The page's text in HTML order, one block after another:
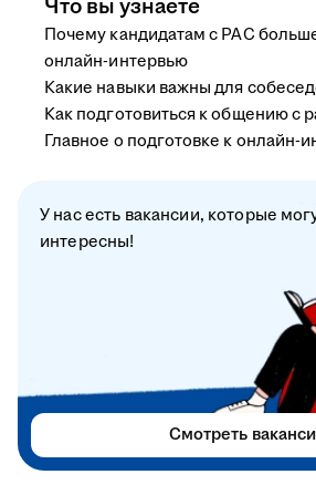
Что вы узнаете
Почему кандидатам с РАС
онлайн-интервью
Какие навыки важны для
Как подготовиться к общению с
Главное о подготовке к онлайн-
У нас есть вакансии, которые
интересны!
Смотреть